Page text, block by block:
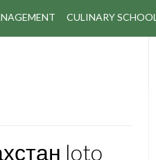
CULINARY SCHOOL
loto